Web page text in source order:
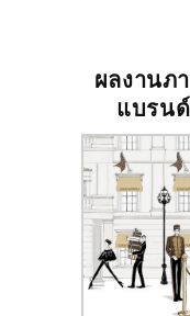
ผลงานภ
แบรนด์